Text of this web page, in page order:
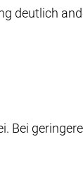
deutlich
Bei